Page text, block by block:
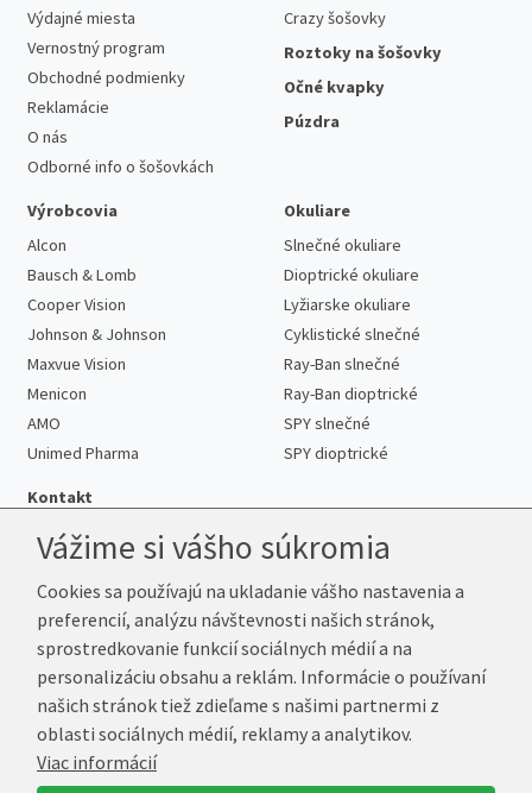
Výdajné miesta
Vernostný program
Obchodné podmienky
Reklamácie
O nás
Odborné info o šošovkách
Crazy šošovky
Roztoky na šošovky
Očné kvapky
Púzdra
Výrobcovia
Alcon
Bausch & Lomb
Cooper Vision
Johnson & Johnson
Maxvue Vision
Menicon
AMO
Unimed Pharma
Okuliare
Slnečné okuliare
Dioptrické okuliare
Lyžiarske okuliare
Cyklistické slnečné
Ray-Ban slnečné
Ray-Ban dioptrické
SPY slnečné
SPY dioptrické
Kontakt
Telefón:+421 222 205 863
E-mail:info@kup-sosovky.sk
Reklamačná adresa
Andrea Votavová
Revoluční 1017
290 01 Poděbrady
Česká republika
Vážime si vášho súkromia
Cookies sa používajú na ukladanie vášho nastavenia a
preferencií, analýzu návštevnosti našich stránok,
sprostredkovanie funkcií sociálnych médií a na
personalizáciu obsahu a reklám. Informácie o používaní
našich stránok tiež zdieľame s našimi partnermi z
oblasti sociálnych médií, reklamy a analytikov.
Viac informácií